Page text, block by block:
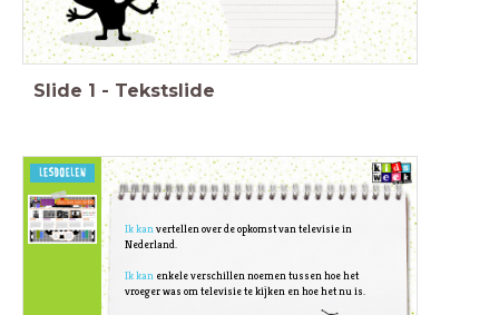
Slide 1 - Tekstslide
Ik kanvertellen over de opkomst van televisie in
Nederland.
Ik kan enkele verschillen noemen tussen hoe het
vroeger was om televisie te kijken en hoe het nu is.